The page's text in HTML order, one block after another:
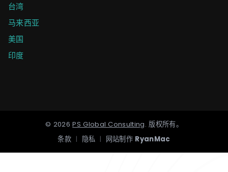
台湾
马来西亚
美国
印度
© 2026 PS Global Consulting.版权所有。
条款 | 隐私 | 网站制作 RyanMac